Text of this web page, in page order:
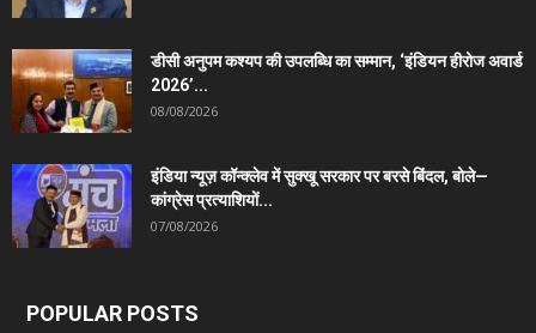
डीसी अनुपम कश्यप की उपलब्धि का सम्मान, ‘इंडियन हीरोज अवार्ड
2026’...
08/08/2026
इंडिया न्यूज़ कॉन्क्लेव में सुक्खू सरकार पर बरसे बिंदल, बोले—
कांग्रेस प्रत्याशियों...
07/08/2026
POPULAR POSTS